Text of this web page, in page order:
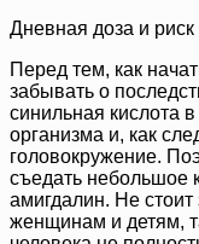
Дневная доза и
Перед тем, как
забывать о
синильная кислота
организма и, как
головокружение.
съедать небольшое
амигдалин. Не
женщинам и детям,